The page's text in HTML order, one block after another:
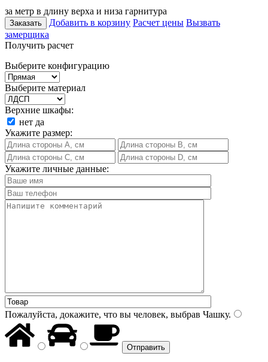
за метр в длину верха и низа гарнитура
Заказать Добавить в корзину Расчет цены Вызвать
замерщика
Получить расчет
Выберите конфигурацию
Выберите материал
Верхние шкафы:
нет да
Укажите размер:
Укажите личные данные:
Пожалуйста, докажите, что вы человек, выбрав Чашку.